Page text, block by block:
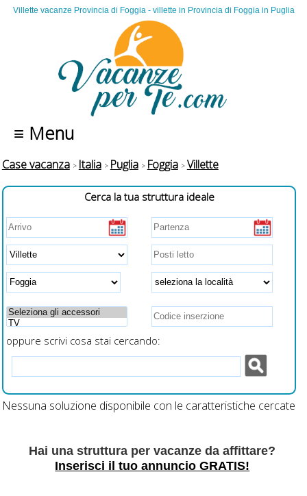
Villette vacanze Provincia di Foggia - villette in Provincia di Foggia in Puglia
≡ Menu
Case vacanza Italia Puglia Foggia Villette
Cerca la tua struttura ideale
oppure scrivi cosa stai cercando:
Nessuna soluzione disponibile con le caratteristiche cercate
Hai una struttura per vacanze da affittare?
Inserisci il tuo annuncio GRATIS!